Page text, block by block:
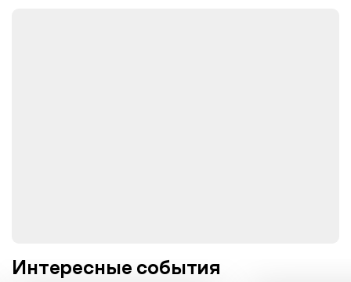
Интересные события